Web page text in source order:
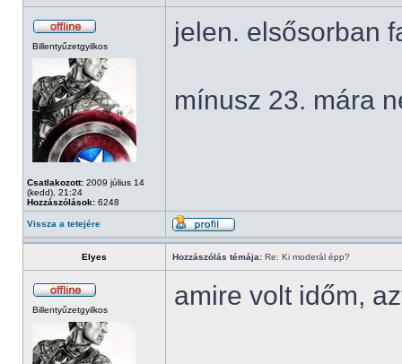
Billentyűzetgyilkos
Csatlakozott: 2009 július 14
(kedd), 21:24
Hozzászólások: 6248
jelen. elsősorban
mínusz 23. mára
Vissza a tetejére
Elyes Hozzászólás témája: Re: Ki moderál épp?
Billentyűzetgyilkos amire volt időm,